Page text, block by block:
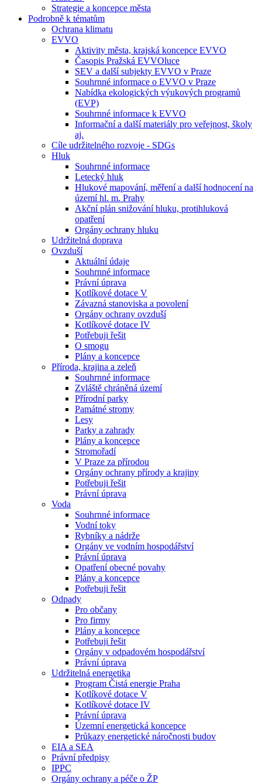
Strategie a koncepce města
Podrobně k tématům
Ochrana klimatu
EVVO
Aktivity města, krajská koncepce EVVO
Časopis Pražská EVVOluce
SEV a další subjekty EVVO v Praze
Souhrnné informace o EVVO v Praze
Nabídka ekologických výukových programů
(EVP)
Souhrnné informace k EVVO
Informační a další materiály pro veřejnost, školy
aj.
Cíle udržitelného rozvoje - SDGs
Hluk
Souhrnné informace
Letecký hluk
Hlukové mapování, měření a další hodnocení na
území hl. m. Prahy
Akční plán snižování hluku, protihluková
opatření
Orgány ochrany hluku
Udržitelná doprava
Ovzduší
Aktuální údaje
Souhrnné informace
Právní úprava
Kotlíkové dotace V
Závazná stanoviska a povolení
Orgány ochrany ovzduší
Kotlíkové dotace IV
Potřebuji řešit
O smogu
Plány a koncepce
Příroda, krajina a zeleň
Souhrnné informace
Zvláště chráněná území
Přírodní parky
Památné stromy
Lesy
Parky a zahrady
Plány a koncepce
Stromořadí
V Praze za přírodou
Orgány ochrany přírody a krajiny
Potřebuji řešit
Právní úprava
Voda
Souhrnné informace
Vodní toky
Rybníky a nádrže
Orgány ve vodním hospodářství
Právní úprava
Opatření obecné povahy
Plány a koncepce
Potřebuji řešit
Odpady
Pro občany
Pro firmy
Plány a koncepce
Potřebuji řešit
Orgány v odpadovém hospodářství
Právní úprava
Udržitelná energetika
Program Čistá energie Praha
Kotlíkové dotace V
Kotlíkové dotace IV
Právní úprava
Územní energetická koncepce
Průkazy energetické náročnosti budov
EIA a SEA
Právní předpisy
IPPC
Orgány ochrany a péče o ŽP